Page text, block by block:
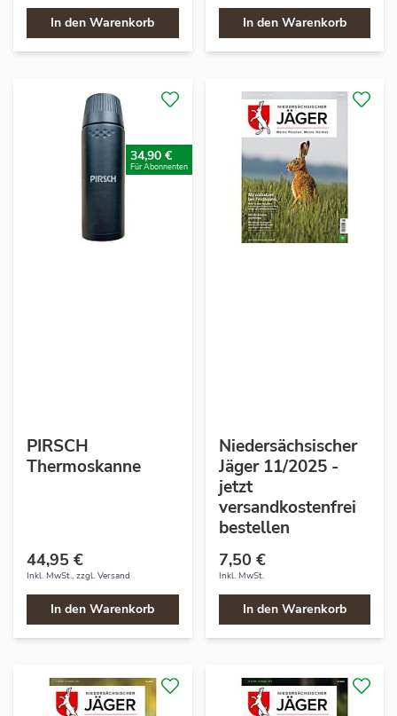
In den Warenkorb In den Warenkorb
34,90 €
Für Abonnenten
PIRSCH
Thermoskanne
44,95 €
Inkl. MwSt., zzgl. Versand
In den Warenkorb
Niedersächsischer
Jäger 11/2025 -
jetzt
versandkostenfrei
bestellen
7,50 €
Inkl. MwSt.
In den Warenkorb